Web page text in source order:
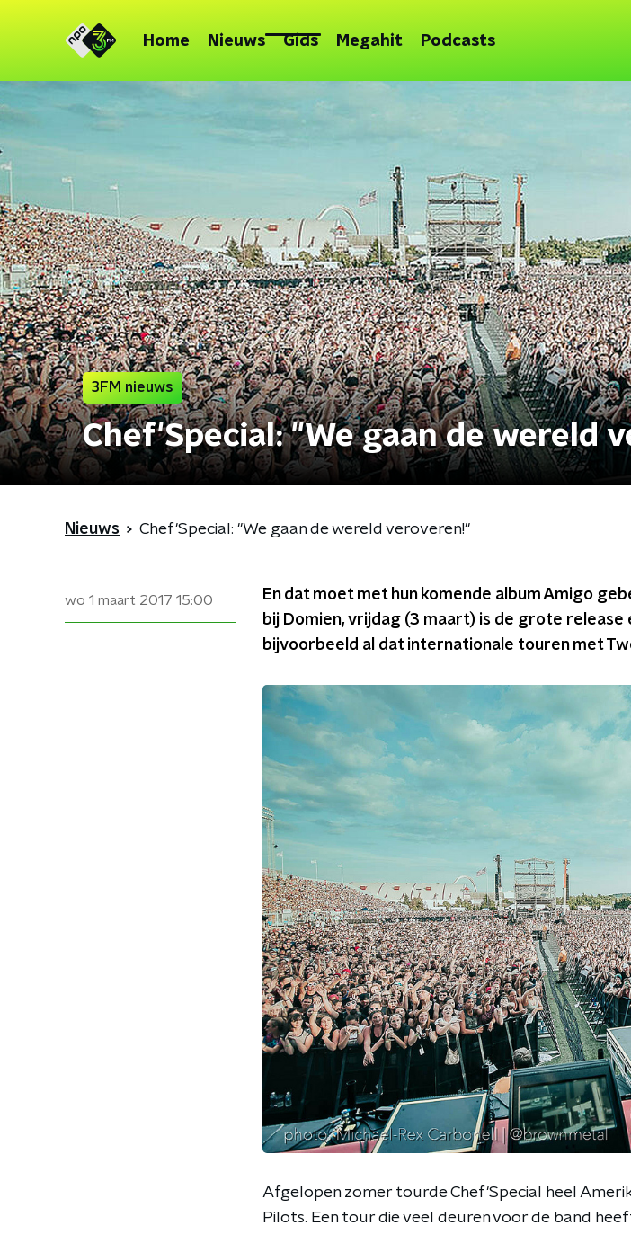
Home Nieuws Gids Megahit Podcasts
3FM nieuws
Chef'Special: "We gaan de wereld
Nieuws Chef'Special: "We gaan de wereld veroveren!"
wo 1 maart 2017 15:00
En dat moet met hun komende album Amigo
bij Domien, vrijdag (3 maart) is de grote release
bijvoorbeeld al dat internationale touren met
Afgelopen zomer tourde Chef'Special heel
Pilots. Een tour die veel deuren voor de band